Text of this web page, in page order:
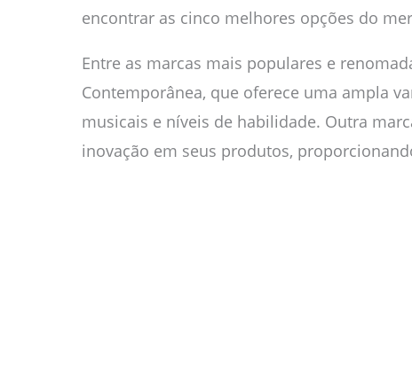
encontrar as cinco melhores opções do
Entre as marcas mais populares e
Contemporânea, que oferece uma ampla
musicais e níveis de habilidade. Outra
inovação em seus produtos,